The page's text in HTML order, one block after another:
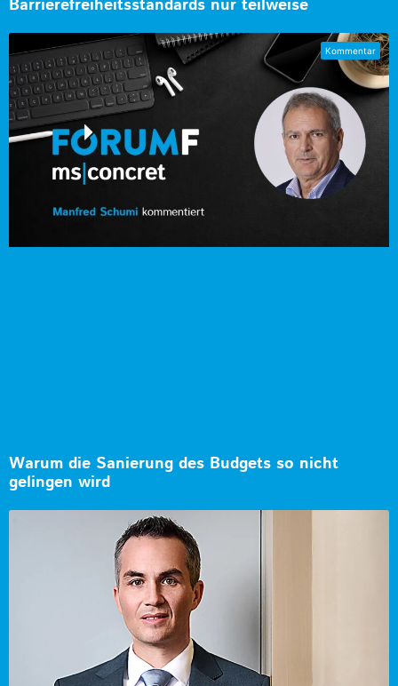
Barrierefreiheitsstandards nur teilweise
Warum die Sanierung des Budgets so nicht
gelingen wird